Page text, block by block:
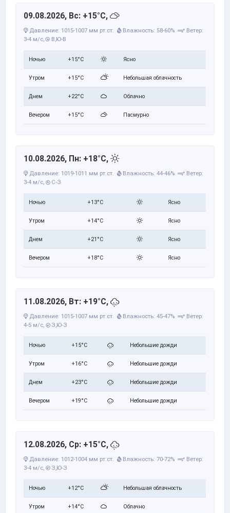
09.08.2026, Вс: +15°C,
Давление: 1015-1007 мм рт.ст. Влажность: 58-60%
Ветер:
3-4 м/с,
В,Ю-В
Ночью +15°C Ясно
Утром +15°C Небольшая облачность
Днем +22°C Облачно
Вечером +15°C Пасмурно
10.08.2026, Пн: +18°C,
Давление: 1019-1011 мм рт.ст. Влажность: 44-46%
Ветер:
3-4 м/с, С-З
Ночью +13°C Ясно
Утром +14°C Ясно
Днем +21°C Ясно
Вечером +18°C Ясно
11.08.2026, Вт: +19°C,
Давление: 1015-1007 мм рт.ст. Влажность: 45-47%
Ветер:
4-5 м/с, З,Ю-З
Ночью +15°C Небольшие дожди
Утром +16°C Небольшие дожди
Днем +23°C Небольшие дожди
Вечером +19°C Небольшие дожди
12.08.2026, Ср: +15°C,
Давление: 1012-1004 мм рт.ст. Влажность: 70-72%
Ветер:
3-4 м/с, З,Ю-З
Ночью +12°C Небольшая облачность
Утром +14°C Облачно